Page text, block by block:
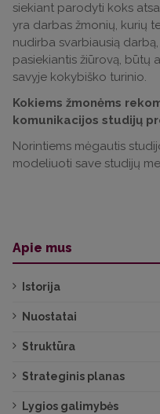
siekiant parodyti koks
yra darbas žmonių, kurių
nudirba svarbiausią
pasiekiantis žiūrovą, būtų
savyje kokybiško turinio.
Kokiems žmonėms
komunikacijos studijų
Norintiems mėgautis
modeliuoti save studijų
Apie mus
Istorija
Nuostatai
Struktūra
Strateginis planas
Lygios galimybės